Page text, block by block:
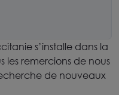
s’installe dans la
les remercions de nous
de nouveaux